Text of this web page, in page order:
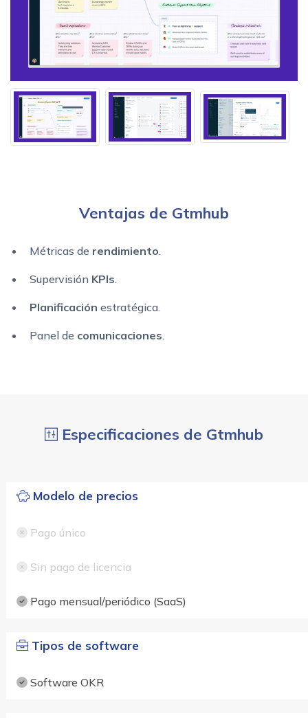
Ventajas de Gtmhub
Métricas de rendimiento.
Supervisión KPIs.
Planificación estratégica.
Panel de comunicaciones.
Especificaciones de Gtmhub
Modelo de precios
Pago único
Sin pago de licencia
Pago mensual/periódico (SaaS)
Tipos de software
Software OKR